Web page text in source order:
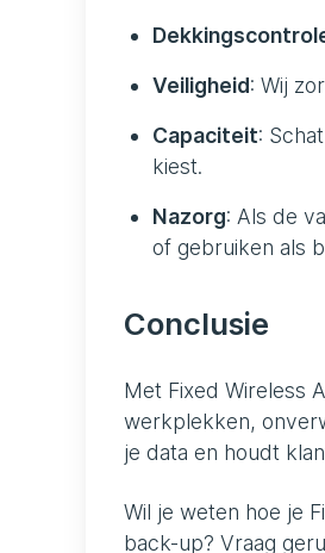
Veiligheid: Wij
Capaciteit:
kiest.
Nazorg: Als de
of gebruiken als
Conclusie
Met Fixed Wireless
werkplekken,
je data en houdt
Wil je weten hoe je
back-up? Vraag